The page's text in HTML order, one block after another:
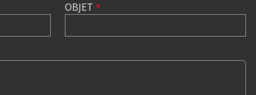
OBJET *